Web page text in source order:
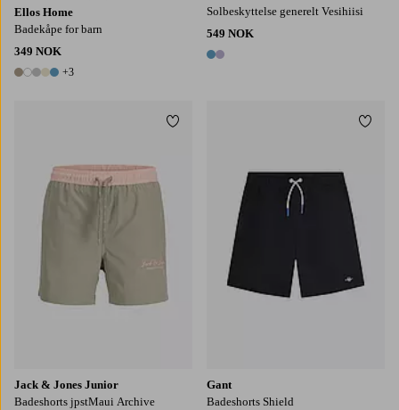
Ellos Home
Badekåpe for barn
349 NOK
8 farger
+3
Solbeskyttelse generelt Vesihiisi
549 NOK
2 farger
Jack & Jones Junior
Badeshorts jpstMaui Archive
Legg til favoritter
Gant
Badeshorts Shield